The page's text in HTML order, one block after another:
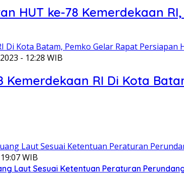
HUT ke-78 Kemerdekaan
- 12:28 WIB
RI Di Kota
WIB
Laut Sesuai Ketentuan Peraturan